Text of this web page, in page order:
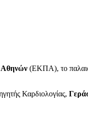
Αθηνών (ΕΚΠΑ), το
Καρδιολογίας,